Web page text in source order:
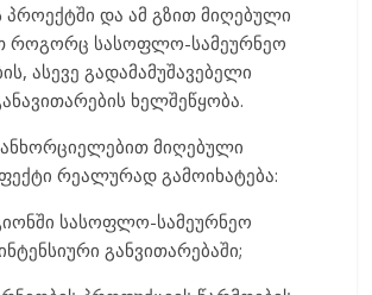
პროექტში და ამ გზით მიღებული
როგორც სასოფლო-სამეურნეო
ასევე გადამამუშავებელი
ხელშეწყობა.
მიღებული
რეალურად გამოიხატება:
სასოფლო-სამეურნეო
განვითარებაში;